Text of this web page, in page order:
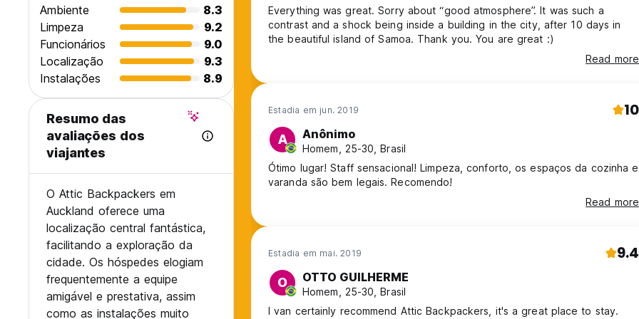
consuma com responsabilidade, siga as Regras da Casa e/ou os requisitos dos Membros da Equipe do Sótão quando
Não se aplica toque de recolher e há muitos bares locais e áreas de entretenimento nas proximidades devido à nossa
no CBD.
A Attic está orgulhosa do nosso relacionamento próximo com o Hostelworld e estamos ansiosos para recebê-lo. (Auto-
from original language)
Ambiente
8.3
Limpeza
9.2
Funcionários
9.0
Localização
9.3
Instalações
8.9
Resumo das
avaliações dos
viajantes
O Attic Backpackers em
Auckland oferece uma
localização central fantástica,
facilitando a exploração da
cidade. Os hóspedes elogiam
frequentemente a equipe
amigável e prestativa, assim
como as instalações muito
Everything was great. Sorry about “good atmosphere”. It was such a
contrast and a shock being inside a building in the city, after 10 days in
the beautiful island of Samoa. Thank you. You are great :)
Read more
Estadia em jun. 2019 10
A Anônimo
Homem, 25-30, Brasil
Ótimo lugar! Staff sensacional! Limpeza, conforto, os espaços da cozinha e
varanda são bem legais. Recomendo!
Read more
Estadia em mai. 2019 9.4
O OTTO GUILHERME
Homem, 25-30, Brasil
I van certainly recommend Attic Backpackers, it's a great place to stay.